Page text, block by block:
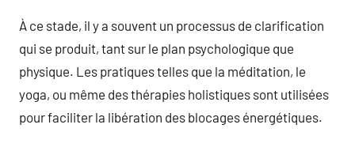
À ce stade, il y a souvent un processus de clarification
qui se produit, tant sur le plan psychologique que
physique. Les pratiques telles que la méditation, le
yoga, ou même des thérapies holistiques sont utilisées
pour faciliter la libération des blocages énergétiques.